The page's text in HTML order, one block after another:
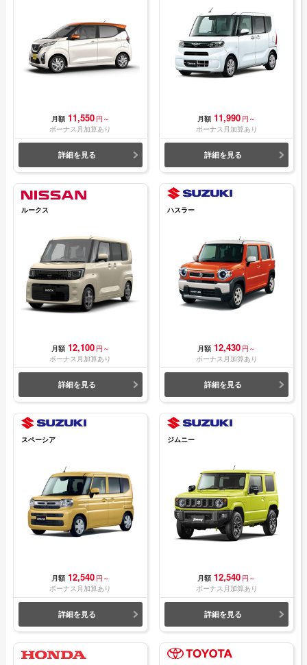
月額 11,550 円～
ボーナス月加算あり
詳細を見る
月額 11,990 円～
ボーナス月加算あり
詳細を見る
ルークス
月額 12,100 円～
ボーナス月加算あり
詳細を見る
ハスラー
月額 12,430 円～
ボーナス月加算あり
詳細を見る
スペーシア
月額 12,540 円～
ボーナス月加算あり
詳細を見る
ジムニー
月額 12,540 円～
ボーナス月加算あり
詳細を見る